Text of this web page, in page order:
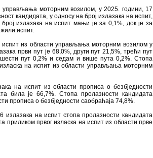
моторним возилом, у 2025. години, 17
кандидата, у односу на број излазака на испит,
излазака на испит мањи је за 0,1%, док је за
испит.
испит из области управљања моторним возилом у
први пут је 68,0%, други пут 21,5%, трећи пут
пут 0,2% и седам и више пута 0,2%. Стопа
на испит из области управљања моторним
на испит из области прописа о безбједности
била је 66,7%. Стопа пролазности кандидата
прописа о безбједности саобраћаја 74,8%.
на испит стопа пролазности кандидата
приликом првог изласка на испит из области прве